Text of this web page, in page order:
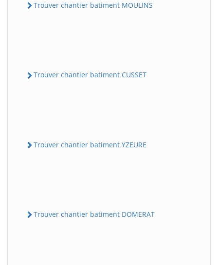
Trouver chantier batiment MOULINS
Trouver chantier batiment CUSSET
Trouver chantier batiment YZEURE
Trouver chantier batiment DOMERAT